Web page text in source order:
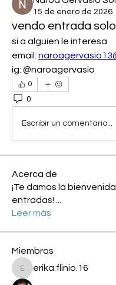
15 de enero de 2026
vendo entrada
si a alguien le interesa
email:
ig: @naroagervasio
0
0
Escribir un comentario...
Acerca de
¡Te damos la
entradas!
Leer más
Miembros
erika.flinio.16
erika.flinio.16